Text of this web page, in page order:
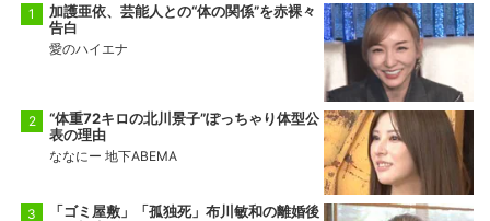
加護亜依、芸能人との“体の関係”を赤裸々
告白
愛のハイエナ
“体重72キロの北川景子”ぽっちゃり体型公
表の理由
ななにー 地下ABEMA
「ゴミ屋敷」「孤独死」布川敏和の離婚後